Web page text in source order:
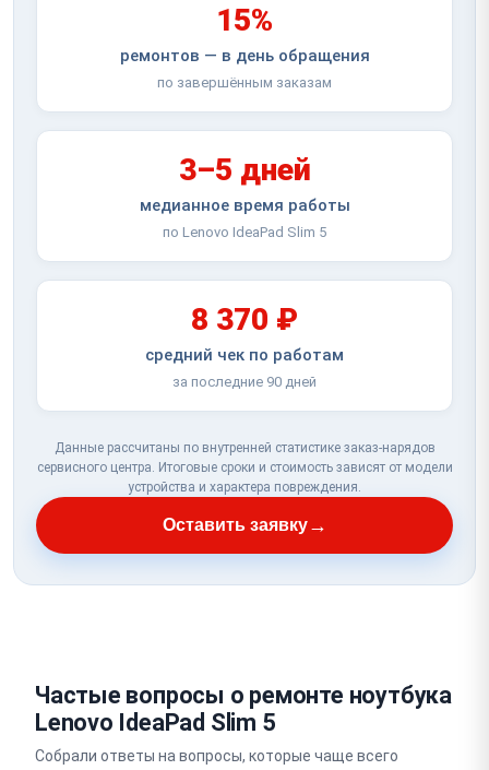
15%
ремонтов — в день обращения
по завершённым заказам
3–5 дней
медианное время работы
по Lenovo IdeaPad Slim 5
8 370 ₽
средний чек по работам
за последние 90 дней
Данные рассчитаны по внутренней статистике заказ-нарядов
сервисного центра. Итоговые сроки и стоимость зависят от модели
устройства и характера повреждения.
Оставить заявку→
Частые вопросы о ремонте ноутбука
Lenovo IdeaPad Slim 5
Собрали ответы на вопросы, которые чаще всего